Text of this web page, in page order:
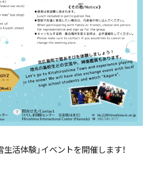
生活体験」イベントを開催します！